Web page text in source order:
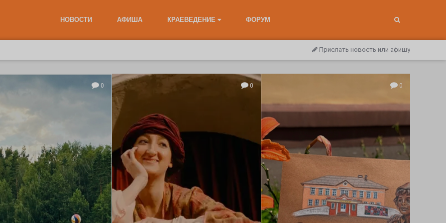
НОВОСТИ АФИША КРАЕВЕДЕНИЕ ФОРУМ
Прислать новость или афишу
0 0 0